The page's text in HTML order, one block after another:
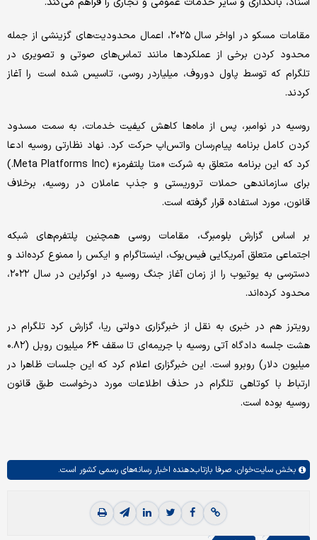
مقامات مسکو در اواخر سال ۲۰۲۵، اعمال محدودیت‌های گزینشی از جمله
محدود کردن برخی از عملکردها مانند تماس‌های صوتی و تصویری در
تلگرام که توسط پاول دوروف، میلیاردر روسی، تاسیس شده است را آغاز
کردند.
روسیه در نوامبر، پس از ماه‌ها کاهش کیفیت خدمات، به سمت مسدود
کردن کامل برنامه پیام‌رسان واتس‌اپ حرکت کرد. نهاد نظارتی روسیه ادعا
کرد که این برنامه متعلق به شرکت «متا پلتفرمز» (Meta Platforms Inc.)
برای سازماندهی حملات تروریستی و جذب عاملان در روسیه، برخلاف
قانون، مورد استفاده قرار گرفته است.
بر اساس گزارش بلومبرگ، مقامات روسی همچنین پلتفرم‌های شبکه
اجتماعی متعلق آمریکایی فیس‌بوک، اینستاگرام و ایکس را ممنوع کرده‌اند و
دسترسی به یوتیوب را از زمان آغاز جنگ روسیه در اوکراین در سال ۲۰۲۲،
محدود کرده‌اند.
رویترز هم در خبری به نقل از خبرگزاری دولتی ریا، گزارش کرد تلگرام در
هشت جلسه دادگاه آتی روسیه با جریمه‌ای تا سقف ۶۴ میلیون روبل (۰.۸۲
میلیون دلار) روبرو است. این خبرگزاری اعلام کرد که این جلسات ظاهرا در
ارتباط با کوتاهی تلگرام در حذف اطلاعات مورد درخواست طبق قانون
روسیه بوده است.
بخش سایت‌خوان، صرفا بازتاب‌دهنده اخبار رسانه‌های رسمی کشور است.